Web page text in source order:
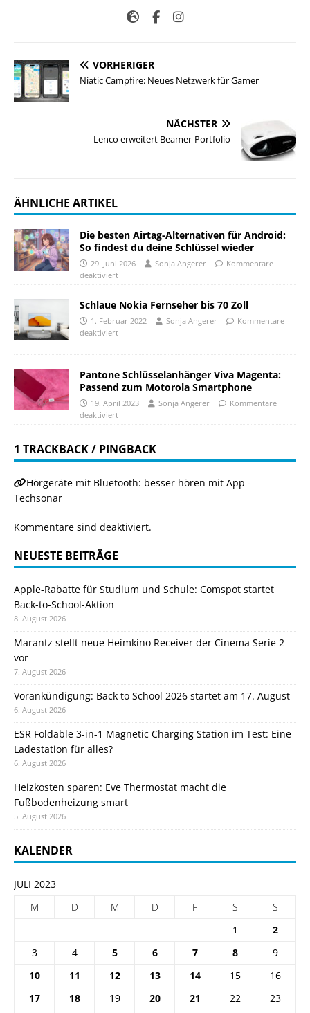
VORHERIGER
Niatic Campfire: Neues Netzwerk für Gamer
NÄCHSTER
Lenco erweitert Beamer-Portfolio
ÄHNLICHE ARTIKEL
Die besten Airtag-Alternativen für Android:
So findest du deine Schlüssel wieder
29. Juni 2026 Sonja Angerer
Kommentare
deaktiviert
Schlaue Nokia Fernseher bis 70 Zoll
1. Februar 2022 Sonja Angerer
Kommentare
deaktiviert
Pantone Schlüsselanhänger Viva Magenta:
Passend zum Motorola Smartphone
19. April 2023 Sonja Angerer
Kommentare
deaktiviert
1 TRACKBACK / PINGBACK
Hörgeräte mit Bluetooth: besser hören mit App -
Techsonar
Kommentare sind deaktiviert.
NEUESTE BEITRÄGE
Apple-Rabatte für Studium und Schule: Comspot startet
Back-to-School-Aktion
8. August 2026
Marantz stellt neue Heimkino Receiver der Cinema Serie 2
vor
7. August 2026
Vorankündigung: Back to School 2026 startet am 17. August
6. August 2026
ESR Foldable 3-in-1 Magnetic Charging Station im Test: Eine
Ladestation für alles?
6. August 2026
Heizkosten sparen: Eve Thermostat macht die
Fußbodenheizung smart
5. August 2026
KALENDER
JULI 2023
M
D M D F S
S
1
2
3
4 5 6 7 8
9
10
11 12 13 14 15
16
17
18 19 20 21 22 23